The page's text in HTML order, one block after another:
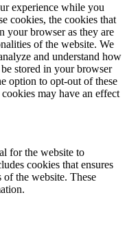
experience while you
cookies, the cookies that
your browser as they are
of the website. We
and understand how
stored in your browser
option to opt-out of these
may have an effect
for the website to
cookies that ensures
of the website. These